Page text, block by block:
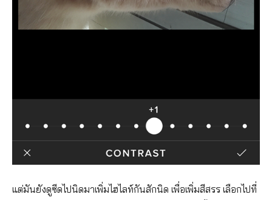
แต่มันยังดูซีดไปนิดมาเพิ่มไฮไลท์กันสักนิด เพื่อเพิ่มสีสรร เลือกไปที่